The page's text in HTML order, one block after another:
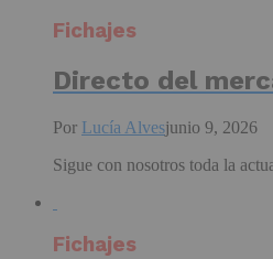
Fichajes
Directo del
Por Lucía Alvesjunio 9, 2026
Sigue con nosotros toda la
Fichajes